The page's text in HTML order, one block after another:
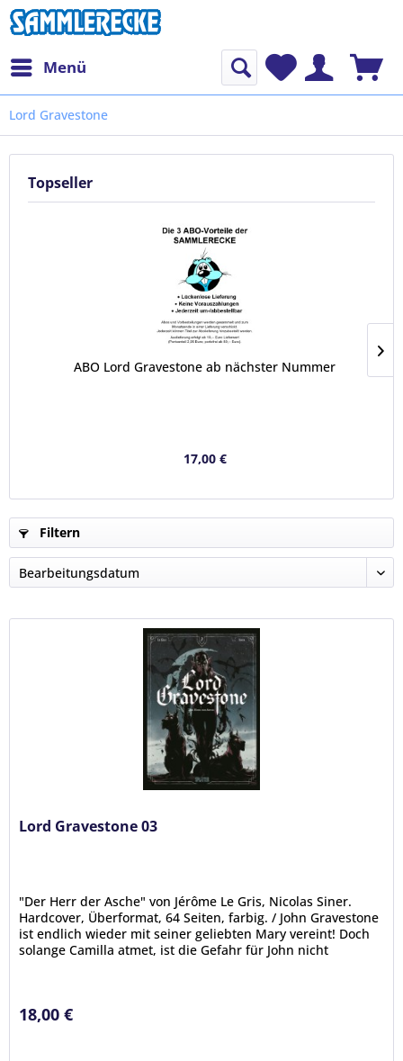
Menü
Lord Gravestone
Topseller
ABO Lord Gravestone ab nächster Nummer
17,00 €
Filtern
Lord Gravestone 03
"Der Herr der Asche" von Jérôme Le Gris, Nicolas Siner.
Hardcover, Überformat, 64 Seiten, farbig. / John Gravestone
ist endlich wieder mit seiner geliebten Mary vereint! Doch
solange Camilla atmet, ist die Gefahr für John nicht
18,00 €